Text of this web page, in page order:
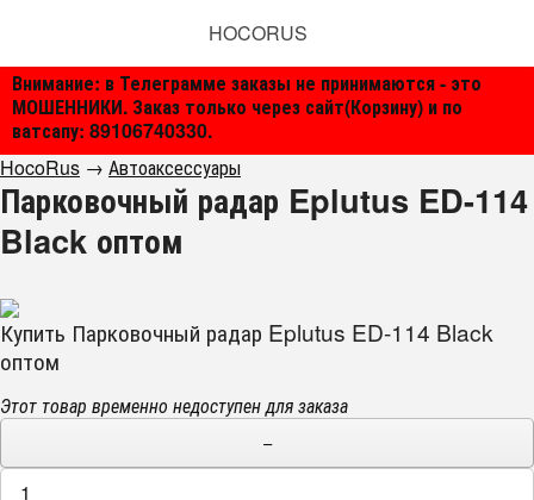
Внимание: в Телеграмме заказы не принимаются - это
МОШЕННИКИ. Заказ только через сайт(Корзину) и по
ватсапу: 89106740330.
HOCORUS
HocoRus → Автоаксессуары
Парковочный радар Eplutus ED-114
Black оптом
Купить Парковочный радар Eplutus ED-114 Black
оптом
Этот товар временно недоступен для заказа
−